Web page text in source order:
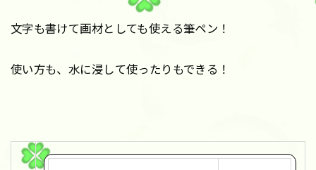
文字も書けて画材としても使える筆ペン！
使い方も、水に浸して使ったりもできる！